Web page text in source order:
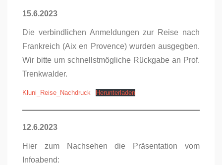
15.6.2023
Die verbindlichen Anmeldungen zur Reise nach
Frankreich (Aix en Provence) wurden ausgegben.
Wir bitte um schnellstmögliche Rückgabe an Prof.
Trenkwalder.
Kluni_Reise_Nachdruck Herunterladen
12.6.2023
Hier zum Nachsehen die Präsentation vom
Infoabend: